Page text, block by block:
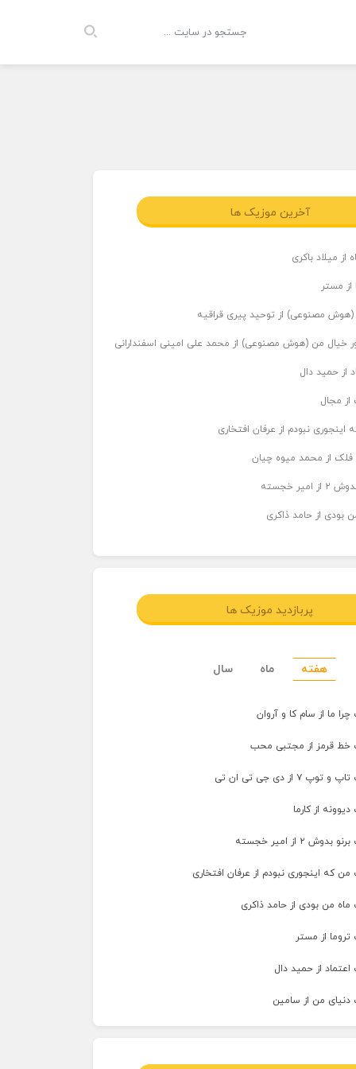
آخرین موزیک ها
از میلاد باکری
از مستر
(هوش مصنوعی) از توحید پیری قراقیه
خیال من (هوش مصنوعی) از محمد علی امینی اسفندارانی
از حمید دال
از مجال
اینجوری نبودم از عرفان افتخاری
فلک از محمد میوه چیان
خجسته
بودی از حامد ذاکری
پربازدید موزیک ها
هفته ماه سال
چرا ما از سام کا و آروان
خط قرمز از مجتبی محب
۷ از دی جی تی ان تی
از کارما
۲ از امیر خجسته
من که اینجوری نبودم از عرفان افتخاری
ماه من بودی از حامد ذاکری
تروما از مستر
اعتماد از حمید دال
دنیای من از سامین